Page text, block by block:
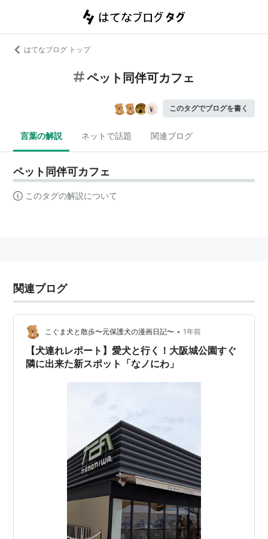
はてなブログ トップ
ペット同伴可カフェ
このタグでブログを書く
言葉の解説 ネットで話題 関連ブログ
ペット同伴可カフェ
このタグの解説について
関連ブログ
こぐま犬と散歩〜元保護犬の漫画日記〜 • 1年前
【犬連れレポート】愛犬と行く！大阪城公園すぐ
隣に出来た新スポット「なノにわ」